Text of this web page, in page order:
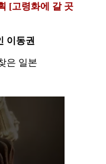
[고령화에 갈 곳
이동권
은 일본